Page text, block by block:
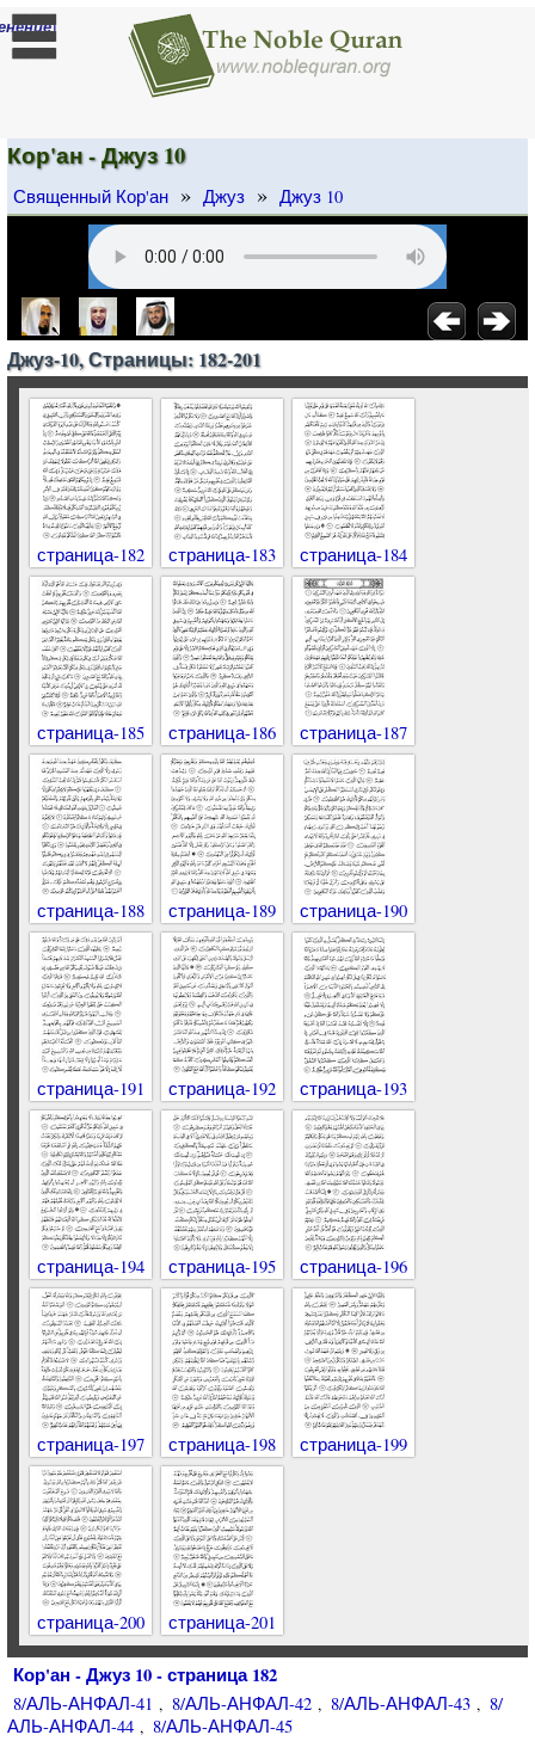
]
Кор'ан - Джуз 10
Священный Кор'ан » Джуз » Джуз 10
Джуз-10, Страницы: 182-201
страница-182 страница-183 страница-184
страница-185 страница-186 страница-187
страница-188 страница-189 страница-190
страница-191 страница-192 страница-193
страница-194 страница-195 страница-196
страница-197 страница-198 страница-199
страница-200 страница-201
Кор'ан - Джуз 10 - страница 182
8/АЛЬ-АНФАЛ-41 , 8/АЛЬ-АНФАЛ-42 , 8/АЛЬ-АНФАЛ-43 , 8/
АЛЬ-АНФАЛ-44 , 8/АЛЬ-АНФАЛ-45